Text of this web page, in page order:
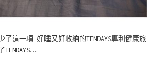
這一項 好睡又好收納的TENDAYS專利健康旅